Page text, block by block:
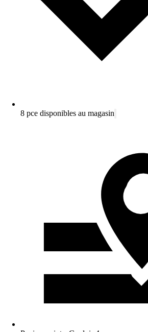
8 pce disponibles au magasin